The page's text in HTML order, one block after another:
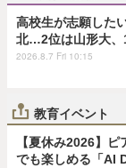
高校生が志願した
北…2位は山形大、
2026.8.7 Fri 10:15
教育イベント
【夏休み2026】ピ
でも楽しめる「AI